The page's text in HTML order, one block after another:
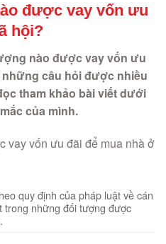
được vay vốn ưu
hội?
nào được vay vốn ưu
những câu hỏi được nhiều
tham khảo bài viết dưới
của mình.
quy định của pháp luật về cán
trong những đối tượng được